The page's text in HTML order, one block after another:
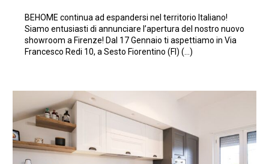
BEHOME continua ad espandersi nel territorio Italiano!
Siamo entusiasti di annunciare l’apertura del nostro nuovo
showroom a Firenze! Dal 17 Gennaio ti aspettiamo in Via
Francesco Redi 10, a Sesto Fiorentino (FI) (…)